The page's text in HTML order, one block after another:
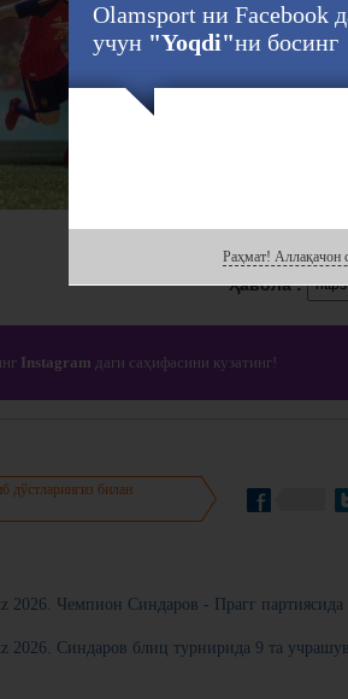
Ҳавола :
Instagram даги саҳифасини кузатинг!
дўстларингиз билан
2026. Чемпион Синдаров - Прагг партиясида
2026. Синдаров блиц турнирида 9 та
Olamsport ни Facebook
учун "Yoqdi"ни босинг
Раҳмат! Аллақачон